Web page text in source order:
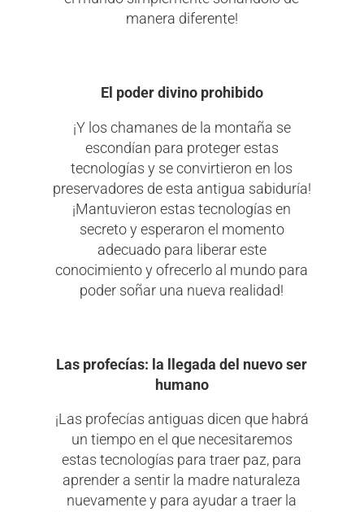
manera diferente!
El poder divino prohibido
¡Y los chamanes de la montaña se
escondían para proteger estas
tecnologías y se convirtieron en los
preservadores de esta antigua sabiduría!
¡Mantuvieron estas tecnologías en
secreto y esperaron el momento
adecuado para liberar este
conocimiento y ofrecerlo al mundo para
poder soñar una nueva realidad!
Las profecías: la llegada del nuevo ser
humano
¡Las profecías antiguas dicen que habrá
un tiempo en el que necesitaremos
estas tecnologías para traer paz, para
aprender a sentir la madre naturaleza
nuevamente y para ayudar a traer la